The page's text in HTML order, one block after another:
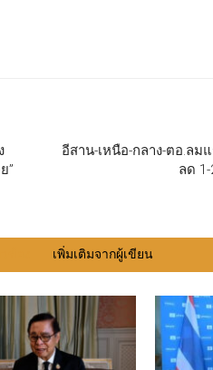
”
อีสาน-เหนือ-กลาง-ตอ.ล
ลด
เพิ่มเติมจากผู้เขียน